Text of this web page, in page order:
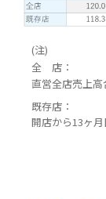
(注)
全 店：
直営全店売上
既存店：
開店から13ヶ